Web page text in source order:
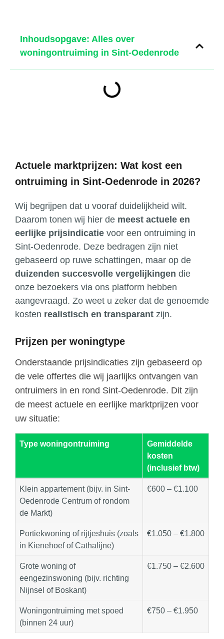
Inhoudsopgave: Alles over
woningontruiming in Sint-Oedenrode
Actuele marktprijzen: Wat kost een
ontruiming in Sint-Oedenrode in 2026?
Wij begrijpen dat u vooraf duidelijkheid wilt.
Daarom tonen wij hier de meest actuele en
eerlijke prijsindicatie voor een ontruiming in
Sint-Oedenrode. Deze bedragen zijn niet
gebaseerd op ruwe schattingen, maar op de
duizenden succesvolle vergelijkingen die
onze bezoekers via ons platform hebben
aangevraagd. Zo weet u zeker dat de genoemde
kosten realistisch en transparant zijn.
Prijzen per woningtype
Onderstaande prijsindicaties zijn gebaseerd op
de vele offertes die wij jaarlijks ontvangen van
ontruimers in en rond Sint-Oedenrode. Dit zijn
de meest actuele en eerlijke marktprijzen voor
uw situatie:
Type woningontruiming
Gemiddelde
kosten
(inclusief btw)
Klein appartement (bijv. in Sint-
Oedenrode Centrum of rondom
de Markt)
€600 – €1.100
Portiekwoning of rijtjeshuis (zoals
in Kienehoef of Cathalijne)
€1.050 – €1.800
Grote woning of
eengezinswoning (bijv. richting
Nijnsel of Boskant)
€1.750 – €2.600
Woningontruiming met spoed
(binnen 24 uur)
€750 – €1.950